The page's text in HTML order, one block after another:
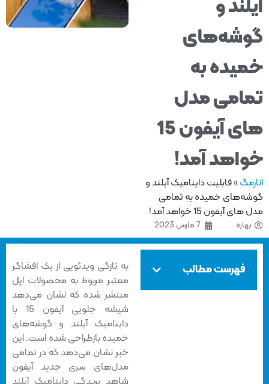
و
به
مدل‌
های آیفون 15
آمد!
»قابلیت داینامیک آیلند و
خمیده به تمامی
آیفون 15 خواهد آمد!
بهاره
فهرست مطالب
به تازگی ویدئویی از یک افشاگر
معتبر مربوط به محصولات اپل
منتشر شده که نشان می‌دهد
شیشه جلویی آیفون 15 با
داینامیک آیلند و گوشه‌های
خمیده بازطراحی شده است. این
خبر نشان می‌دهد که در تمامی
مدل‌های سری جدید آیفون